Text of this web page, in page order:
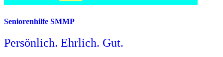
Seniorenhilfe SMMP
Persönlich. Ehrlich. Gut.